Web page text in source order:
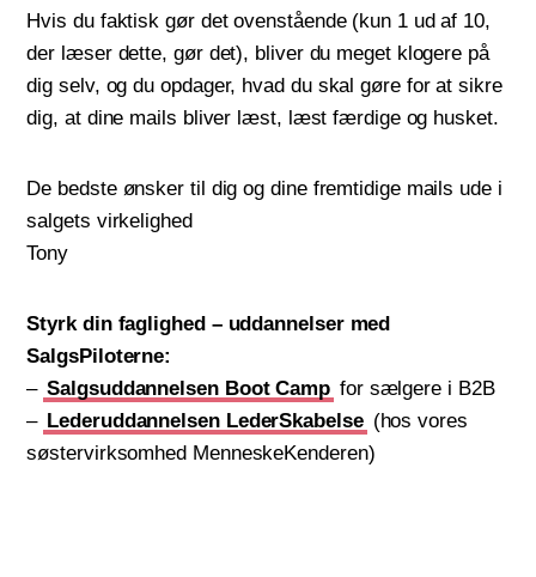
Hvis du faktisk gør det ovenstående (kun 1 ud af 10,
der læser dette, gør det), bliver du meget klogere på
dig selv, og du opdager, hvad du skal gøre for at sikre
dig, at dine mails bliver læst, læst færdige og husket.
De bedste ønsker til dig og dine fremtidige mails ude i
salgets virkelighed
Tony
Styrk din faglighed – uddannelser med
SalgsPiloterne:
– Salgsuddannelsen Boot Camp for sælgere i B2B
– Lederuddannelsen LederSkabelse (hos vores
søstervirksomhed MenneskeKenderen)